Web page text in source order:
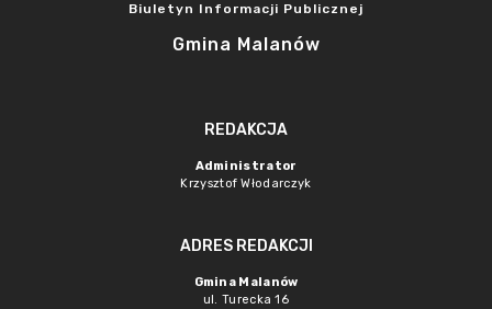
Biuletyn Informacji Publicznej
Gmina Malanów
REDAKCJA
Administrator
Krzysztof Włodarczyk
ADRES REDAKCJI
Gmina Malanów
ul. Turecka 16